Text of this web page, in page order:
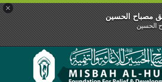
×
مصباح الحسین
الحسین